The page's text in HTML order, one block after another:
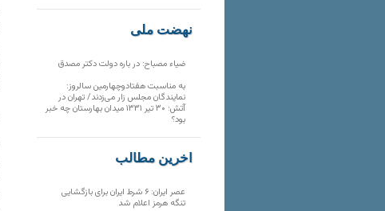
نهضت ملی
ضیاء مصباح: در باره دولت دکتر مصدق
به مناسبت هفتادوچهارمین سالروز:
نمایندگان مجلس زار می‌زدند/ تهران در
آتش؛ ۳۰ تیر ۱۳۳۱ میدان بهارستان چه خبر
بود؟
آخرین مطالب
عصر ایران: ۶ شرط ایران برای بازگشایی
تنگه هرمز اعلام شد